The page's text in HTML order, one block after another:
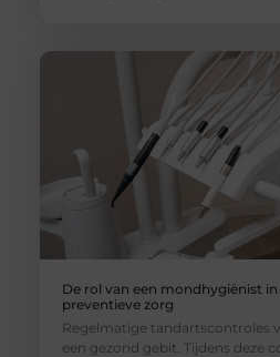
De rol van een mondhygiënist
preventieve zorg
Regelmatige tandartscontroles
een gezond gebit. Tijdens deze